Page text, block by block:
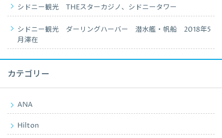
シドニー観光 THEスターカジノ、シドニータワー
シドニー観光 ダーリングハーバー 潜水艦・帆船 2018年5
月滞在
カテゴリー
ANA
Hilton